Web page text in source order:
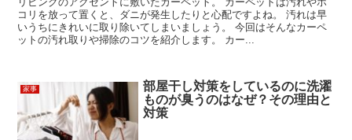
コリを放って置くと、ダニが発生したりと心配ですよね。 汚れは早
いうちにきれいに取り除いてしまいましょう。 今回はそんなカーペ
ットの汚れ取りや掃除のコツを紹介します。 カー...
家事
部屋干し対策をしているのに洗濯
ものが臭うのはなぜ？その理由と
対策